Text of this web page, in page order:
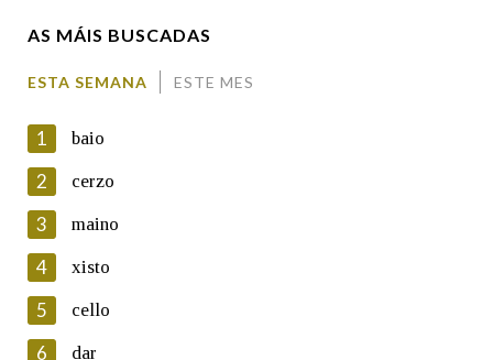
En cumprimento da normativa vixente en materia de
Protección de Datos de Carácter Persoal, a Real Academia
Galega informa a aqueles usuarios que faciliten o seu correo
electrónico, así como calquera outra información de carácter
persoal, que estes datos serán obxecto de tratamento
automatizado de carácter confidencial e incorporados aos seus
AS MÁIS BUSCADAS
ESTA SEMANA ESTE MES
1 baio
2 cerzo
3 maino
4 xisto
5 cello
6 dar